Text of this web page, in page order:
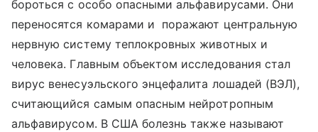
бороться с особо опасными альфавирусами. Они
переносятся комарами и поражают центральную
нервную систему теплокровных животных и
человека. Главным объектом исследования стал
вирус венесуэльского энцефалита лошадей (ВЭЛ),
считающийся самым опасным нейротропным
альфавирусом. В США болезнь также называют